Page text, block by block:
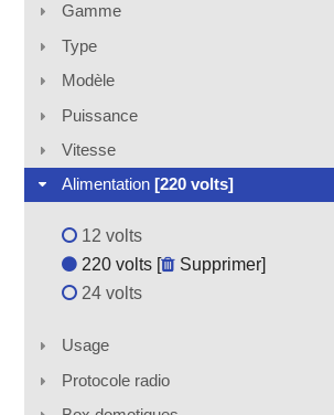
Gamme
Type
Modèle
Puissance
Vitesse
Alimentation [220 volts]
12 volts
220 volts [
Supprimer]
24 volts
Usage
Protocole radio